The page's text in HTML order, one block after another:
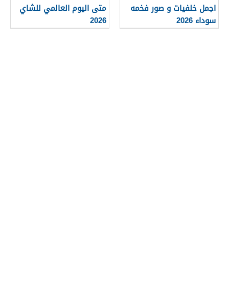
اجمل خلفيات و صور فخمه
سوداء 2026
متى اليوم العالمي للشاي
2026